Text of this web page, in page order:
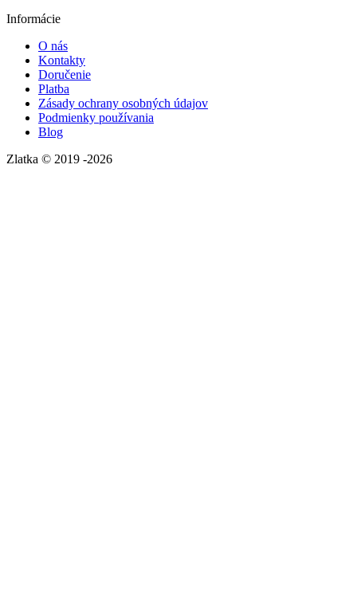
Informácie
O nás
Kontakty
Doručenie
Platba
Zásady ochrany osobných údajov
Podmienky používania
Blog
Zlatka © 2019 -2026